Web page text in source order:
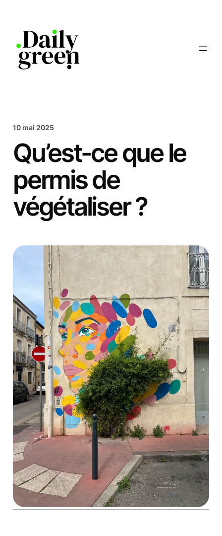
10 mai 2025
Qu’est-ce que le
permis de
végétaliser ?